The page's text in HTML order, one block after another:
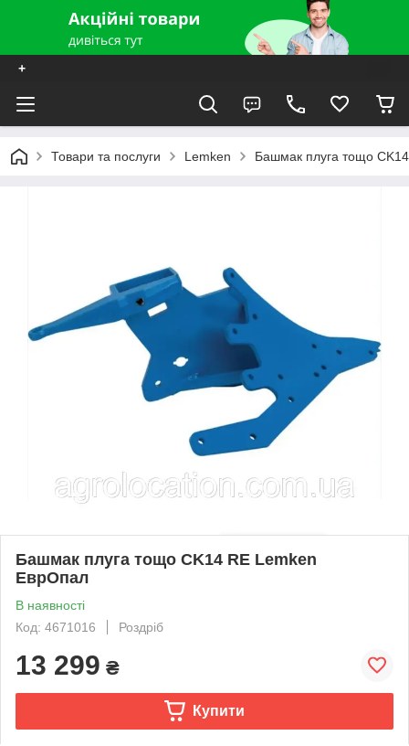
+
Товари та послуги Lemken Башмак плуга тощо
Башмак плуга тощо CK14 RE Lemken
ЕврОпал
В наявності
Код: 4671016
Роздріб
13 299 ₴
Купити